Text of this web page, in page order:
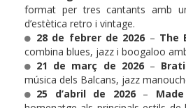
format per tres cantants amb
d’estètica retro i vintage.
28 de febrer de 2026 – The
combina blues, jazz i boogaloo
21 de març de 2026–
música dels Balcans, jazz
25 d’abril de 2026–